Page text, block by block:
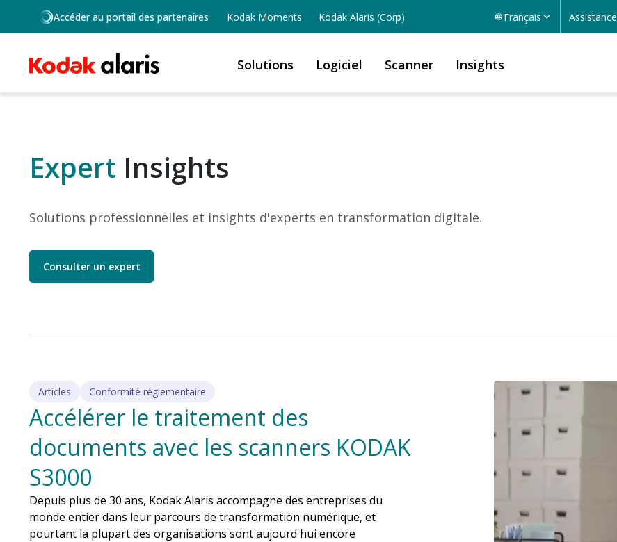
Skip to main content
Accéder au portail des partenaires Kodak Moments Kodak Alaris (Corp) Français Assistance
Solutions Logiciel Scanner Insights
Expert Insights
Solutions professionnelles et insights d'experts en transformation digitale.
Consulter un expert
Articles Conformité réglementaire
Accélérer le traitement des
documents avec les scanners KODAK
S3000
Depuis plus de 30 ans, Kodak Alaris accompagne des entreprises du
monde entier dans leur parcours de transformation numérique, et
pourtant la plupart des organisations sont aujourd'hui encore